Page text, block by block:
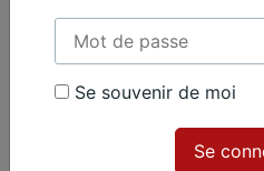
Œuvres du
compositeur​
Se souvenir de moi